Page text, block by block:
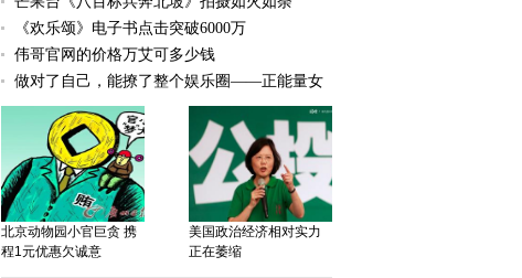
民生银行汇票式贷款上
演罗生门
《欢乐颂》电子书点击突破6000万
伟哥官网的价格万艾可多少钱
做对了自己，能撩了整个娱乐圈——正能量女
美国政治经济相对实力
正在萎缩
北京动物园小官巨贪 携
程1元优惠欠诚意